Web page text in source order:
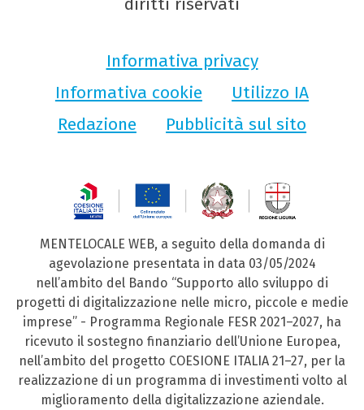
diritti riservati
Informativa privacy
Informativa cookie
Utilizzo IA
Redazione
Pubblicità sul sito
MENTELOCALE WEB, a seguito della domanda di
agevolazione presentata in data 03/05/2024
nell’ambito del Bando “Supporto allo sviluppo di
progetti di digitalizzazione nelle micro, piccole e medie
imprese” - Programma Regionale FESR 2021–2027, ha
ricevuto il sostegno finanziario dell’Unione Europea,
nell’ambito del progetto COESIONE ITALIA 21–27, per la
realizzazione di un programma di investimenti volto al
miglioramento della digitalizzazione aziendale.